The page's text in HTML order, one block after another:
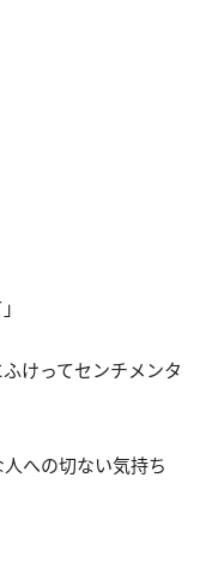
けってセンチメンタ
への切ない気持ち